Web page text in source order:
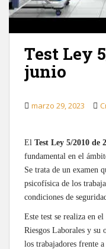
Test Ley
junio
marzo 29, 2023
El Test Ley 5/2010 de
fundamental en el
Se trata de un examen
psicofísica de los
condiciones de
Este test se realiza en
Riesgos Laborales y su
los trabajadores frente